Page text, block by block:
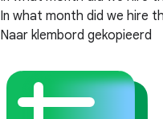
In what month did we hire
Naar klembord gekopieerd